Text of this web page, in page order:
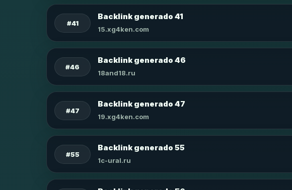
#41
Backlink generado 41
15.xg4ken.com
#46
Backlink generado 46
18and18.ru
#47
Backlink generado 47
19.xg4ken.com
#55
Backlink generado 55
1c-ural.ru